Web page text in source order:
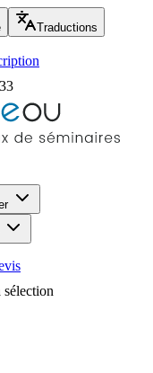
Traductions